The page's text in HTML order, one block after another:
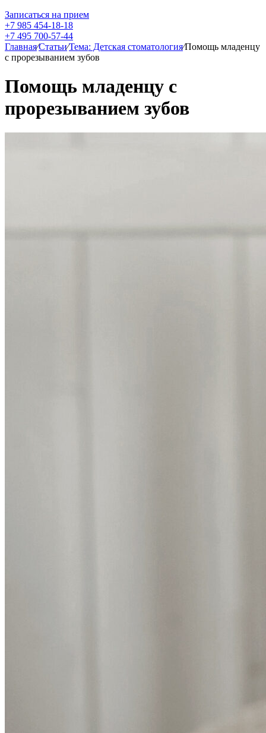
Записаться на прием
+7 985 454-18-18
+7 495 700-57-44
Главная⁄Статьи⁄Тема: Детская стоматология⁄Помощь младенцу
с прорезыванием зубов
Помощь младенцу с
прорезыванием зубов